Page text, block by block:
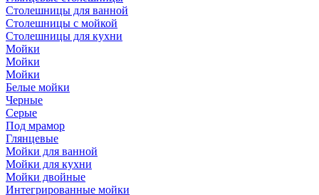
Столешницы для ванной
Столешницы с мойкой
Столешницы для кухни
Мойки
Мойки
Мойки
Белые мойки
Черные
Серые
Под мрамор
Глянцевые
Мойки для ванной
Мойки для кухни
Мойки двойные
Интегрированные мойки